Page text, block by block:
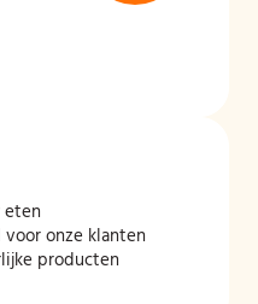
eten
onze klanten
producten